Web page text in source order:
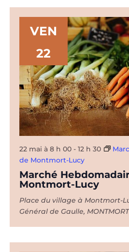
VEN
22
Marché
Montmort-Lucy
22 mai à 8 h 00- 12 h 30
de Montmort-Lucy
Place du village à Montmort-
Général de Gaulle,